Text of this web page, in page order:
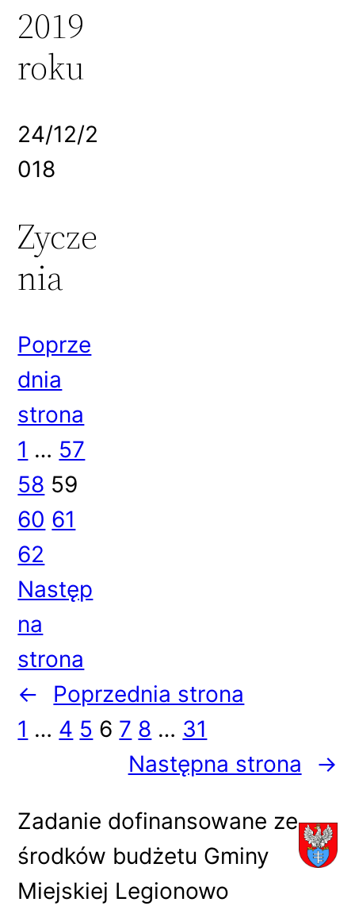
2019
roku
24/12/2
018
Zycze
nia
Poprze
dnia
strona
1 … 57
58 59
60 61
62
Następ
na
strona
←
Poprzednia strona
1 … 4 5 6 7 8 … 31
Następna strona
→
Zadanie dofinansowane ze
środków budżetu Gminy
Miejskiej Legionowo